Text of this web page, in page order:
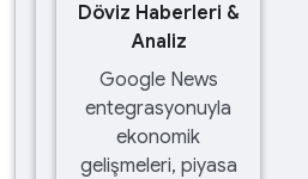
Döviz Haberleri &
Analiz
Google News
entegrasyonuyla
ekonomik
gelişmeleri, piyasa